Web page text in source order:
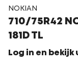
NOKIAN
710/75R42
181D TL
Log in en